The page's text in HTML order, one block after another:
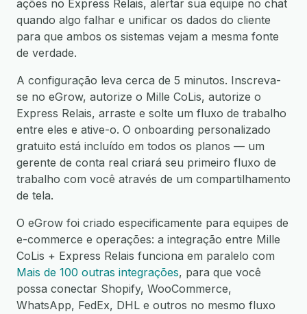
ações no Express Relais, alertar sua equipe no chat
quando algo falhar e unificar os dados do cliente
para que ambos os sistemas vejam a mesma fonte
de verdade.
A configuração leva cerca de 5 minutos. Inscreva-
se no eGrow, autorize o Mille CoLis, autorize o
Express Relais, arraste e solte um fluxo de trabalho
entre eles e ative-o. O onboarding personalizado
gratuito está incluído em todos os planos — um
gerente de conta real criará seu primeiro fluxo de
trabalho com você através de um compartilhamento
de tela.
O eGrow foi criado especificamente para equipes de
e-commerce e operações: a integração entre Mille
CoLis + Express Relais funciona em paralelo com
Mais de 100 outras integrações, para que você
possa conectar Shopify, WooCommerce,
WhatsApp, FedEx, DHL e outros no mesmo fluxo